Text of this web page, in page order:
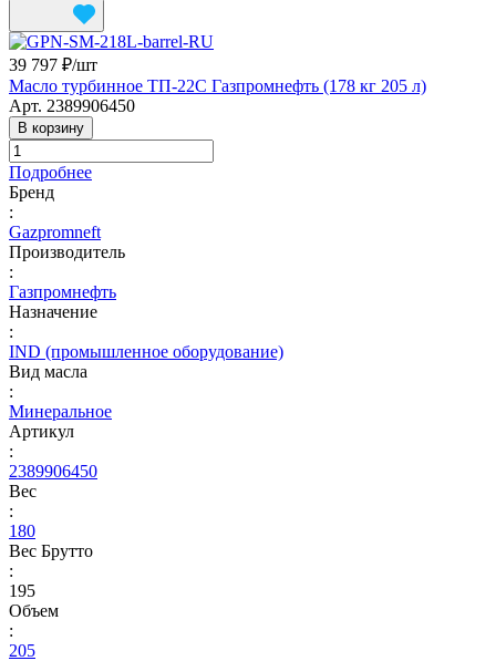
39 797 ₽/шт
Масло турбинное ТП-22С Газпромнефть (178 кг 205 л)
Арт. 2389906450
В корзину
Подробнее
Бренд
:
Gazpromneft
Производитель
:
Газпромнефть
Назначение
:
IND (промышленное оборудование)
Вид масла
:
Минеральное
Артикул
:
2389906450
Вес
:
180
Вес Брутто
:
195
Объем
:
205